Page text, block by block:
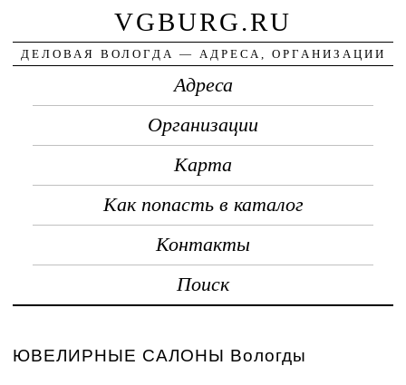
VGBURG.RU
ДЕЛОВАЯ ВОЛОГДА — АДРЕСА, ОРГАНИЗАЦИИ
Адреса
Организации
Карта
Как попасть в каталог
Контакты
Поиск
ЮВЕЛИРНЫЕ САЛОНЫ Вологды